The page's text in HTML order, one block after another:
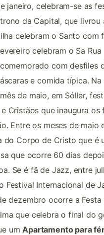
janeiro, celebram-se as
da Capital, que livrou
celebram o Santo com
celebram o Sa Rua
com desfiles
e comida típica. Na
de maio, em Sóller,
Cristãos que inaugura os
Entre os meses de maio
do Corpo de Cristo que é
que ocorre 60 dias
Se é fã de Jazz, entre
Festival Internacional de
dezembro ocorre a Festa
que celebra o final do
um Apartamento para